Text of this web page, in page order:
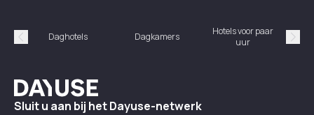
Précédent
Daghotels Dagkamers
Hotels voor paar
uur
Dayuse
Sluit u aan bij het Dayuse-netwerk